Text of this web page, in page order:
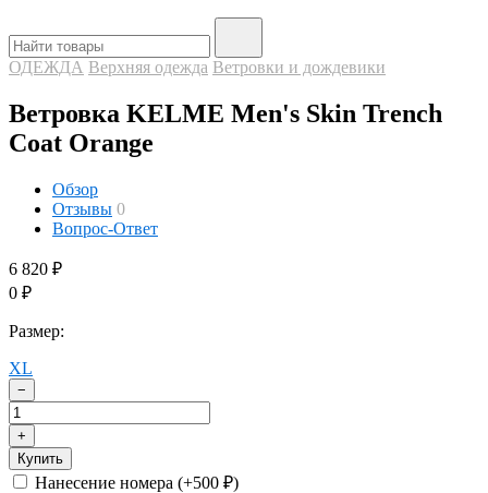
ОДЕЖДА Верхняя одежда Ветровки и дождевики
Ветровка KELME Men's Skin Trench
Coat Orange
Обзор
Отзывы 0
Вопрос-Ответ
6 820 ₽
0 ₽
Размер:
XL
−
+
Купить
Нанесение номера (+500 ₽)